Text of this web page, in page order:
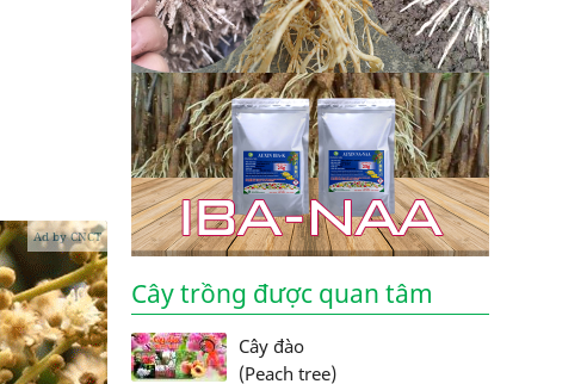
Ad by CNCT
Cây trồng được quan tâm
Cây đào
(Peach tree)